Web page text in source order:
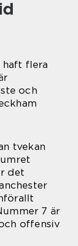
haft flera
och
tvekan
det
7 är
offensiv